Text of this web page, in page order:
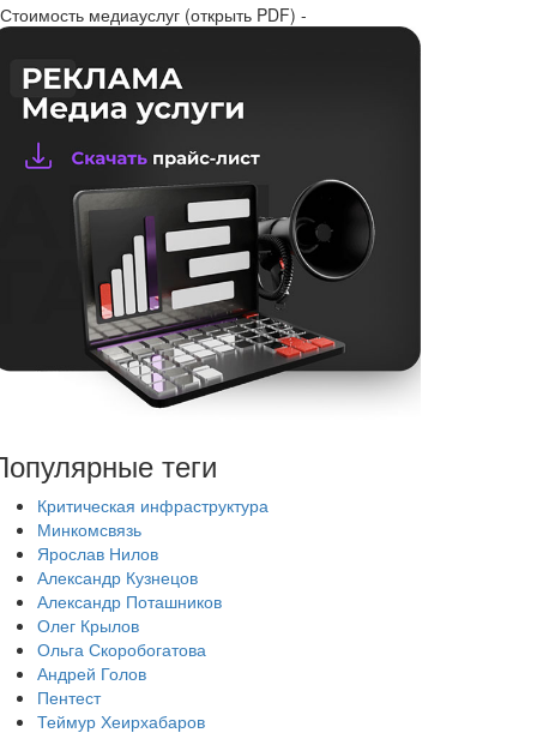
медиауслуг (открыть PDF) -
теги
Критическая инфраструктура
Минкомсвязь
Ярослав Нилов
Александр Кузнецов
Александр Поташников
Олег Крылов
Ольга Скоробогатова
Андрей Голов
Пентест
Теймур Хеирхабаров